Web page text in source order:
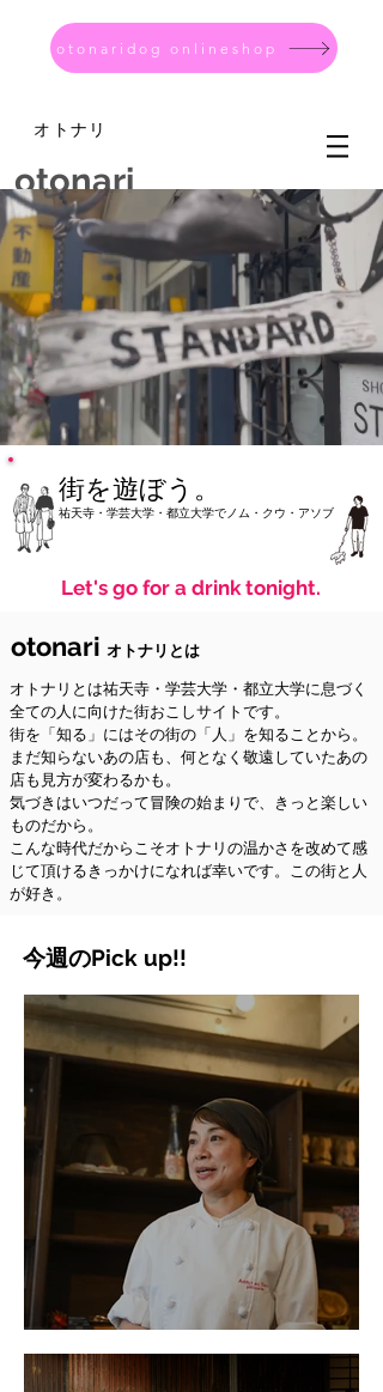
otonaridog onlineshop
オトナリ
otonari
​otonari ​オトナリとは
オトナリとは祐天寺・学芸大学・都立大学に息づく
全ての人に向けた街おこしサイトです。
街を「知る」にはその街の「人」を知ることから。
まだ知らないあの店も、何となく敬遠していたあの
店も見方が変わるかも。
気づきはいつだって冒険の始まりで、きっと楽しい
ものだから。
こんな時代だからこそオトナリの温かさを改めて感
じて頂けるきっかけになれば幸いです。この街と人
が好き。
​街を遊ぼう。
祐天寺・学芸大学・都立大学でノム・クウ・アソブ
Let's go for a drink tonight.
​今週のPick up!!
Addict au Sucre